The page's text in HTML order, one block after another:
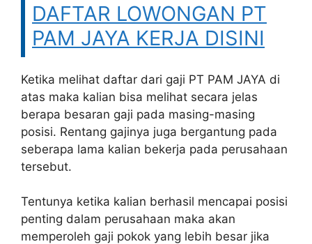
DAFTAR LOWONGAN PT
PAM JAYA KERJA DISINI
Ketika melihat daftar dari gaji PT PAM JAYA di
atas maka kalian bisa melihat secara jelas
berapa besaran gaji pada masing-masing
posisi. Rentang gajinya juga bergantung pada
seberapa lama kalian bekerja pada perusahaan
tersebut.
Tentunya ketika kalian berhasil mencapai posisi
penting dalam perusahaan maka akan
memperoleh gaji pokok yang lebih besar jika